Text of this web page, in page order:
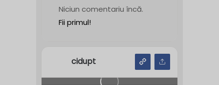
Niciun comentariu încă.
Fii primul!
cidupt